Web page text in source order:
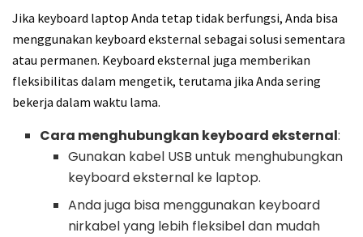
Jika keyboard laptop Anda tetap tidak berfungsi, Anda bisa
menggunakan keyboard eksternal sebagai solusi sementara
atau permanen. Keyboard eksternal juga memberikan
fleksibilitas dalam mengetik, terutama jika Anda sering
bekerja dalam waktu lama.
Cara menghubungkan keyboard eksternal:
Gunakan kabel USB untuk menghubungkan
keyboard eksternal ke laptop.
Anda juga bisa menggunakan keyboard
nirkabel yang lebih fleksibel dan mudah